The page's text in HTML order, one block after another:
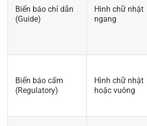
Biển báo chỉ dẫn
(Guide)
Hình chữ nhật
ngang
Biển báo cấm
(Regulatory)
Hình chữ nhật
hoặc vuông